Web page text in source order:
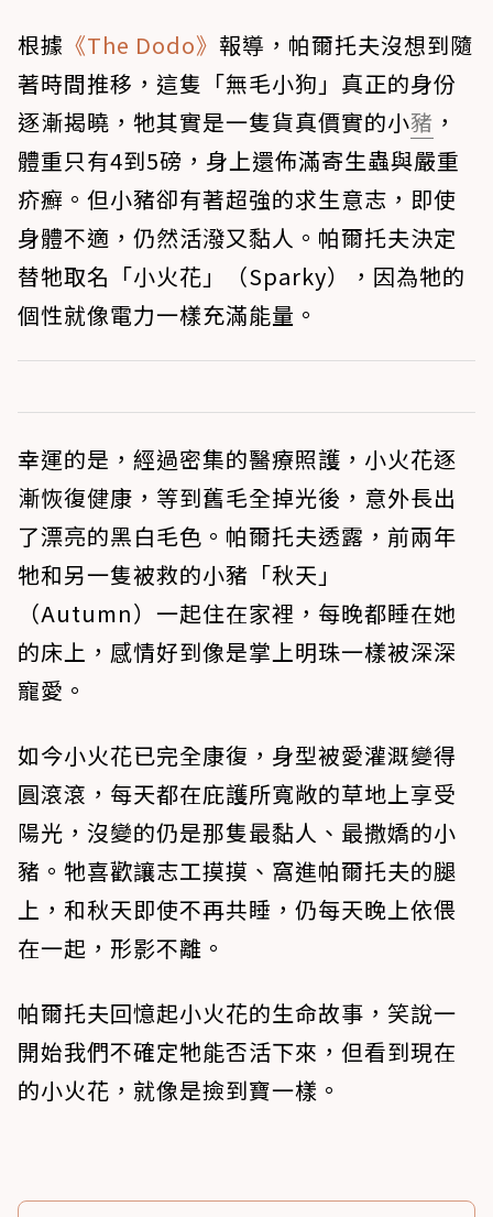
根據 《The Dodo》 報導，帕爾托夫沒想到隨
著時間推移，這隻「無毛小狗」真正的身份
逐漸揭曉，牠其實是一隻貨真價實的小豬 ，
體重只有4到5磅，身上還佈滿寄生蟲與嚴重
疥癬。但小豬卻有著超強的求生意志，即使
身體不適，仍然活潑又黏人。帕爾托夫決定
替牠取名「小火花」（Sparky），因為牠的
個性就像電力一樣充滿能量。
幸運的是，經過密集的醫療照護，小火花逐
漸恢復健康，等到舊毛全掉光後，意外長出
了漂亮的黑白毛色。帕爾托夫透露，前兩年
牠和另一隻被救的小豬「秋天」
（Autumn）一起住在家裡，每晚都睡在她
的床上，感情好到像是掌上明珠一樣被深深
寵愛。
如今小火花已完全康復，身型被愛灌溉變得
圓滾滾，每天都在庇護所寬敞的草地上享受
陽光，沒變的仍是那隻最黏人、最撒嬌的小
豬。牠喜歡讓志工摸摸、窩進帕爾托夫的腿
上，和秋天即使不再共睡，仍每天晚上依偎
在一起，形影不離。
帕爾托夫回憶起小火花的生命故事，笑說一
開始我們不確定牠能否活下來，但看到現在
的小火花，就像是撿到寶一樣。